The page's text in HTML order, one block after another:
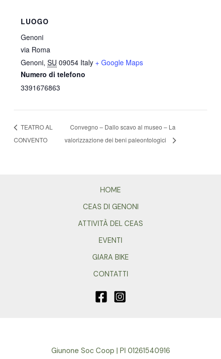
LUOGO
Genoni
via Roma
Genoni, SU 09054 Italy + Google Maps
Numero di telefono
3391676863
TEATRO AL
CONVENTO
Convegno – Dallo scavo al museo – La
valorizzazione dei beni paleontologici
HOME
CEAS DI GENONI
ATTIVITÀ DEL CEAS
EVENTI
GIARA BIKE
CONTATTI
Giunone Soc Coop | PI 01261540916